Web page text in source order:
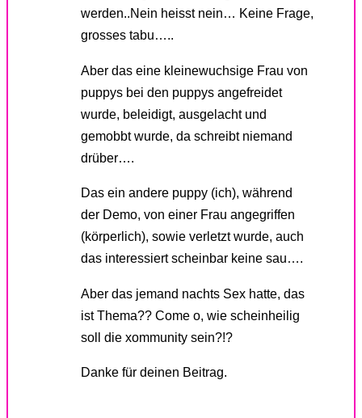
werden..Nein heisst nein… Keine Frage,
grosses tabu…..
Aber das eine kleinewuchsige Frau von
puppys bei den puppys angefreidet
wurde, beleidigt, ausgelacht und
gemobbt wurde, da schreibt niemand
drüber….
Das ein andere puppy (ich), während
der Demo, von einer Frau angegriffen
(körperlich), sowie verletzt wurde, auch
das interessiert scheinbar keine sau….
Aber das jemand nachts Sex hatte, das
ist Thema?? Come o, wie scheinheilig
soll die xommunity sein?!?
Danke für deinen Beitrag.